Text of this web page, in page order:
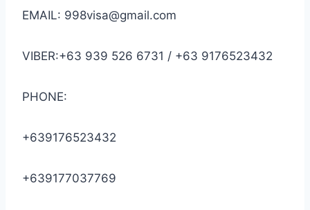
EMAIL: 998visa@gmail.com
VIBER:+63 939 526 6731 / +63 9176523432
PHONE:
+639176523432
+639177037769